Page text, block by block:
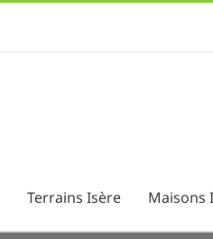
Terrains Isère Maisons